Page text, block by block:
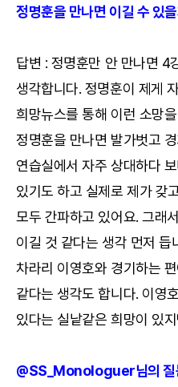
정명훈을 만나면 이길 수 있
답변 : 정명훈만 안 만나면 4
생각합니다. 정명훈이 제게
희망뉴스를 통해 이런 소망
정명훈을 만나면 발가벗고
연습실에서 자주 상대하다
있기도 하고 실제로 제가 갖
모두 간파하고 있어요. 그래
이길 것 같다는 생각 먼저 듭
차라리 이영호와 경기하는
같다는 생각도 합니다. 이영
있다는 실낱같은 희망이 있
@SS_Monologuer님의 질